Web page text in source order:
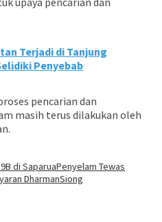
Terjadi di Tanjung
Penyebab
pencarian dan
masih terus dilakukan oleh
di SaparuaPenyelam Tewas
DharmanSiong